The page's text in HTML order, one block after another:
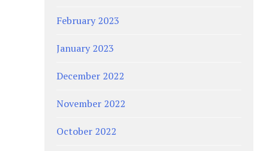
February 2023
January 2023
December 2022
November 2022
October 2022